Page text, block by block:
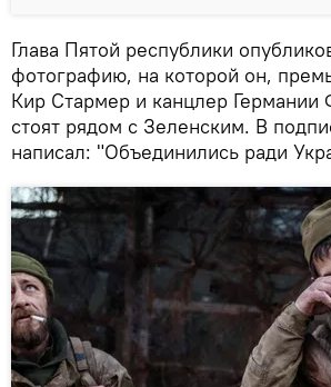
Глава Пятой республики
фотографию, на которой он,
Кир Стармер и канцлер
стоят рядом с Зеленским. В
написал: "Объединились ради